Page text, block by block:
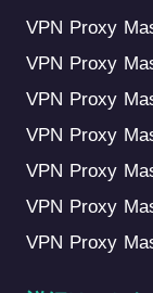
VPN Proxy
VPN Proxy
VPN Proxy
VPN Proxy
VPN Proxy
VPN Proxy
VPN Proxy